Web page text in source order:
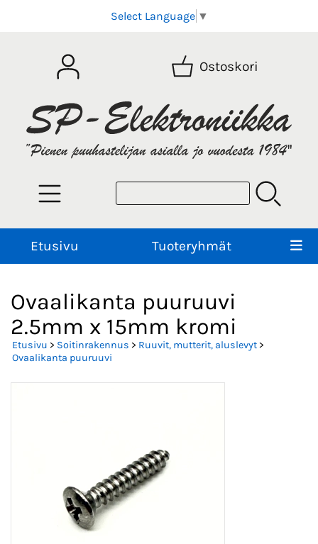
Select Language ▼
Ostoskori
Etusivu Tuoteryhmät
Ovaalikanta puuruuvi
2.5mm x 15mm kromi
Etusivu > Soitinrakennus > Ruuvit, mutterit, aluslevyt>
Ovaalikanta puuruuvi